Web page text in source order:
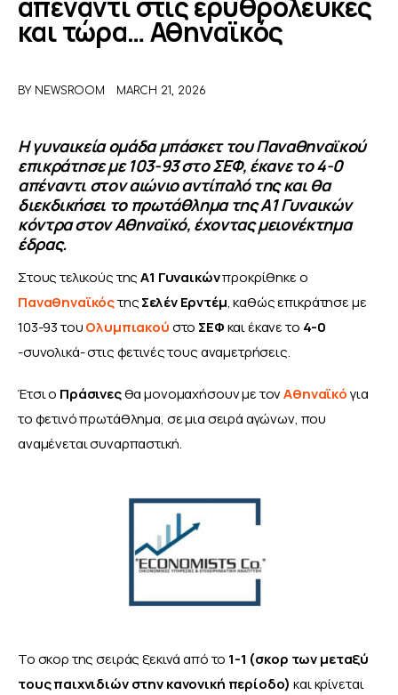
ΑΦΙΕΡΩΜΑΤΑ
MEET THE TEAM
και τώρα… Αθηναϊκός
BY NEWSROOM MARCH 21, 2026
Η γυναικεία ομάδα μπάσκετ του Παναθηναϊκού
επικράτησε με 103-93 στο ΣΕΦ, έκανε το 4-0
απέναντι στον αιώνιο αντίπαλό της και θα
διεκδικήσει το πρωτάθλημα της Α1 Γυναικών
κόντρα στον Αθηναϊκό, έχοντας μειονέκτημα
έδρας.
Στους τελικούς της Α1 Γυναικών προκρίθηκε ο
Παναθηναϊκός της Σελέν Ερντέμ, καθώς επικράτησε με
103-93 του Ολυμπιακού στο ΣΕΦ και έκανε το 4-0
-συνολικά- στις φετινές τους αναμετρήσεις.
Έτσι ο Πράσινες θα μονομαχήσουν με τον Αθηναϊκό για
το φετινό πρωτάθλημα, σε μια σειρά αγώνων, που
αναμένεται συναρπαστική.
Το σκορ της σειράς ξεκινά από το 1-1 (σκορ των μεταξύ
τους παιχνιδιών στην κανονική περίοδο) και κρίνεται